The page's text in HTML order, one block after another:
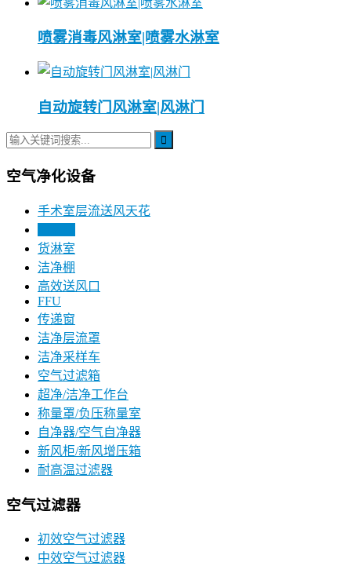
喷雾消毒风淋室|喷雾水淋室
自动旋转门风淋室|风淋门
空气净化设备
手术室层流送风天花
货淋室
洁净棚
高效送风口
FFU
传递窗
洁净层流罩
洁净采样车
空气过滤箱
超净/洁净工作台
称量罩/负压称量室
自净器/空气自净器
新风柜/新风增压箱
耐高温过滤器
空气过滤器
初效空气过滤器
中效空气过滤器